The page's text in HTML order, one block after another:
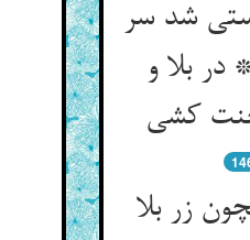
شد سر
بلا و
کشی‏
زر بلا